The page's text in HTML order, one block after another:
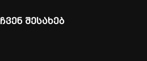
ჩვენ შესახებ